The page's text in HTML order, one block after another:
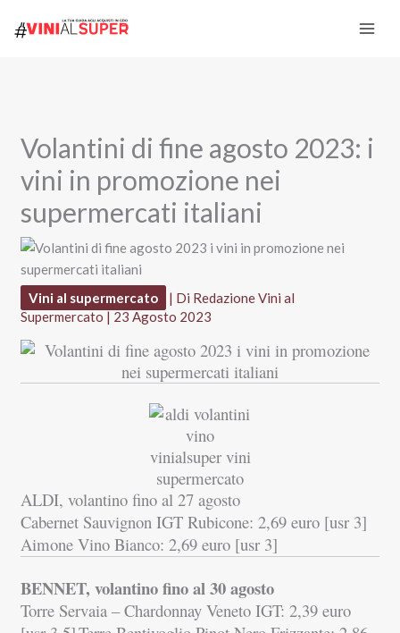
Volantini di fine agosto 2023: i
vini in promozione nei
supermercati italiani
Vini al supermercato | Di Redazione Vini al
Supermercato | 23 Agosto 2023
ALDI, volantino fino al 27 agosto
Cabernet Sauvignon IGT Rubicone: 2,69 euro [usr 3]
Aimone Vino Bianco: 2,69 euro [usr 3]
BENNET, volantino fino al 30 agosto
Torre Servaia – Chardonnay Veneto IGT: 2,39 euro